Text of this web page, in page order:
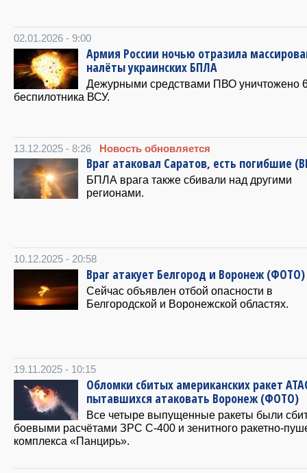
02.01.2026 - 9:00
Армия России ночью отразила
налёты украинских БПЛА
Дежурными средствами ПВО уничтожено
беспилотника ВСУ.
13.12.2025 - 8:26 Новость обновляется
Враг атаковал Саратов, есть погибшие
БПЛА врага также сбивали над другими
регионами.
10.12.2025 - 20:58
Враг атакует Белгород и Воронеж (ФОТО)
Сейчас объявлен отбой опасности в
Белгородской и Воронежской областях.
19.11.2025 - 10:15
Обломки сбитых американских ракет
пытавшихся атаковать Воронеж (ФОТО)
Все четыре выпущенные ракеты были
боевыми расчётами ЗРС С-400 и зенитного ракетно-
комплекса «Панцирь».